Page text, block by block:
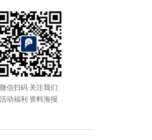
微信扫码 关注我们
活动福利 资料海报